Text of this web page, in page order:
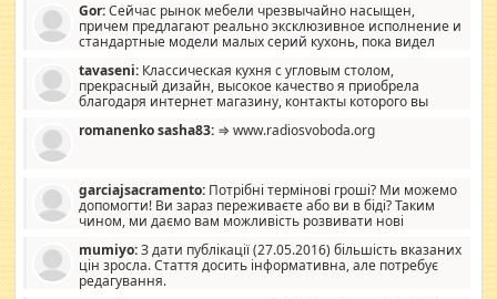
Gor:Сейчас рынок мебели чрезвычайно насыщен,
причем предлагают реально эксклюзивное исполнение и
стандартные модели малых серий кухонь, пока видел
стандартные формы, в MebelOk, креативненько и что главное -
со вкусом все в порядке, без ненужных наворотов удорожающих
мебель, а это не последний фактор.
tavaseni: Классическая кухня с угловым столом,
прекрасный дизайн, высокое качество я приобрела
благодаря интернет магазину, контакты которого вы
romanenko sasha83: ⇒ www.radiosvoboda.org
garciajsacramento: Потрібні термінові гроші? Ми можемо
допомогти! Ви зараз переживаєте або ви в біді? Таким
чином, ми даємо вам можливість розвивати нові
допомагати людям, які намагаються дати їм шанс. Кожен
заслуговує на другий шанс, і, оскільки влада не зможе, вони
повинні приймати від інших. Для нас нема багато суми, і зрілість
mumiyo:З дати публікації (27.05.2016) більшість вказаних
цін зросла. Стаття досить інформативна, але потребує
редагування.